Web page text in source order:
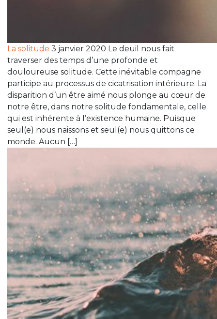
La solitude 3 janvier 2020 Le deuil nous fait
traverser des temps d’une profonde et
douloureuse solitude. Cette inévitable compagne
participe au processus de cicatrisation intérieure. La
disparition d’un être aimé nous plonge au cœur de
notre être, dans notre solitude fondamentale, celle
qui est inhérente à l’existence humaine. Puisque
seul(e) nous naissons et seul(e) nous quittons ce
monde. Aucun […]